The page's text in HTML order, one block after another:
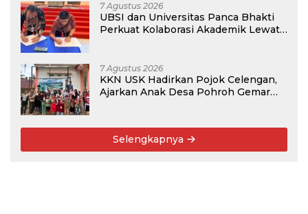
7 Agustus 2026
UBSI dan Universitas Panca Bhakti
Perkuat Kolaborasi Akademik Lewat
7 Agustus 2026
KKN USK Hadirkan Pojok Celengan,
Ajarkan Anak Desa Pohroh Gemar
Selengkapnya